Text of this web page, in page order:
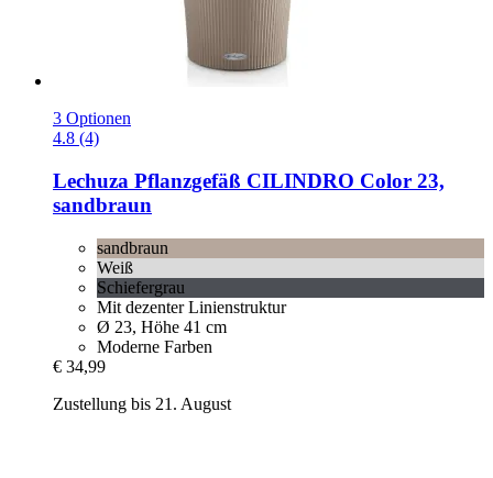
3 Optionen
4.8 (4)
Lechuza Pflanzgefäß CILINDRO Color 23,
sandbraun
sandbraun
Weiß
Schiefergrau
Mit dezenter Linienstruktur
Ø 23, Höhe 41 cm
Moderne Farben
€ 34,99
Zustellung bis 21. August